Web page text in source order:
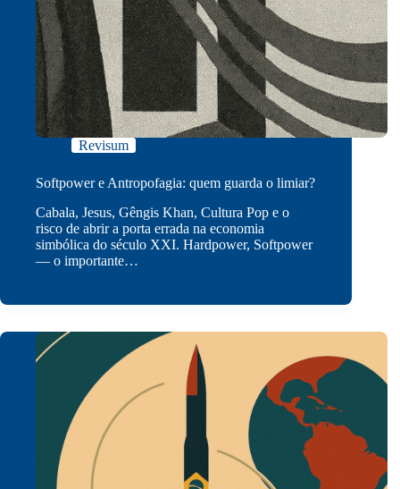
Revisum
Softpower e Antropofagia: quem guarda o limiar?
Cabala, Jesus, Gêngis Khan, Cultura Pop e o
risco de abrir a porta errada na economia
simbólica do século XXI. Hardpower, Softpower
— o importante…